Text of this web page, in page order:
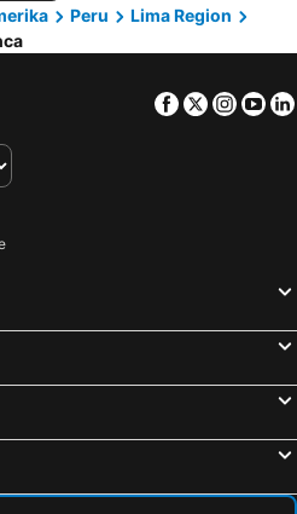
Peru
Lima Region
Facebook
Twitter